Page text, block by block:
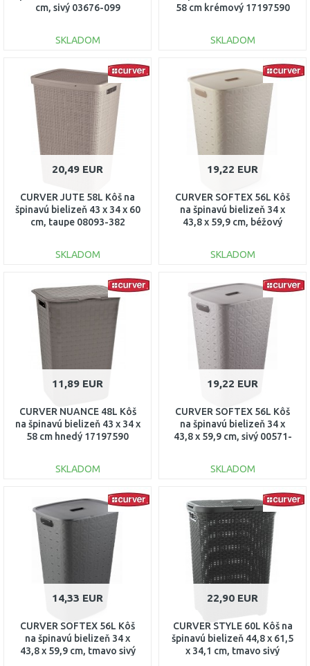
cm, sivý 03676-099
SKLADOM
DO KOŠÍKA
Porovnať
58 cm krémový 17197590
SKLADOM
DO KOŠÍKA
20,49 EUR
CURVER JUTE 58L Kôš na
špinavú bielizeň 43 x 34 x 60
cm, taupe 08093-382
SKLADOM
DO KOŠÍKA
19,22 EUR
CURVER SOFTEX 56L Kôš
na špinavú bielizeň 34 x
43,8 x 59,9 cm, béžový
SKLADOM
DO KOŠÍKA
Porovnať
11,89 EUR
CURVER NUANCE 48L Kôš
na špinavú bielizeň 43 x 34 x
58 cm hnedý 17197590
SKLADOM
DO KOŠÍKA
Porovnať
19,22 EUR
CURVER SOFTEX 56L Kôš
na špinavú bielizeň 34 x
43,8 x 59,9 cm, sivý 00571-
SKLADOM
DO KOŠÍKA
Porovnať
14,33 EUR
CURVER SOFTEX 56L Kôš
na špinavú bielizeň 34 x
43,8 x 59,9 cm, tmavo sivý
22,90 EUR
CURVER STYLE 60L Kôš na
špinavú bielizeň 44,8 x 61,5
x 34,1 cm, tmavo sivý